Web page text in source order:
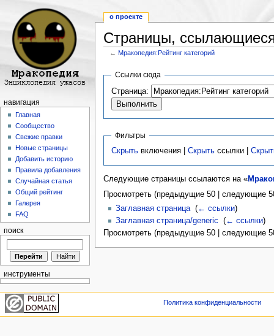
Страницы, ссылающиеся
←Мракопедия:Рейтинг категорий
Ссылки сюда
Страница:
Фильтры
Скрыть включения |Скрыть ссылки |
Следующие страницы ссылаются на «
Просмотреть (предыдущие 50 | следующие
Заглавная страница‎ (← ссылки)
Заглавная страница/generic
(← ссылки)
Просмотреть (предыдущие 50 | следующие
о проекте
навигация
Главная
Сообщество
Свежие правки
Новые страницы
Добавить историю
Правила добавления
Случайная статья
Общий рейтинг
Галерея
FAQ
поиск
инструменты
Политика конфиденциальности